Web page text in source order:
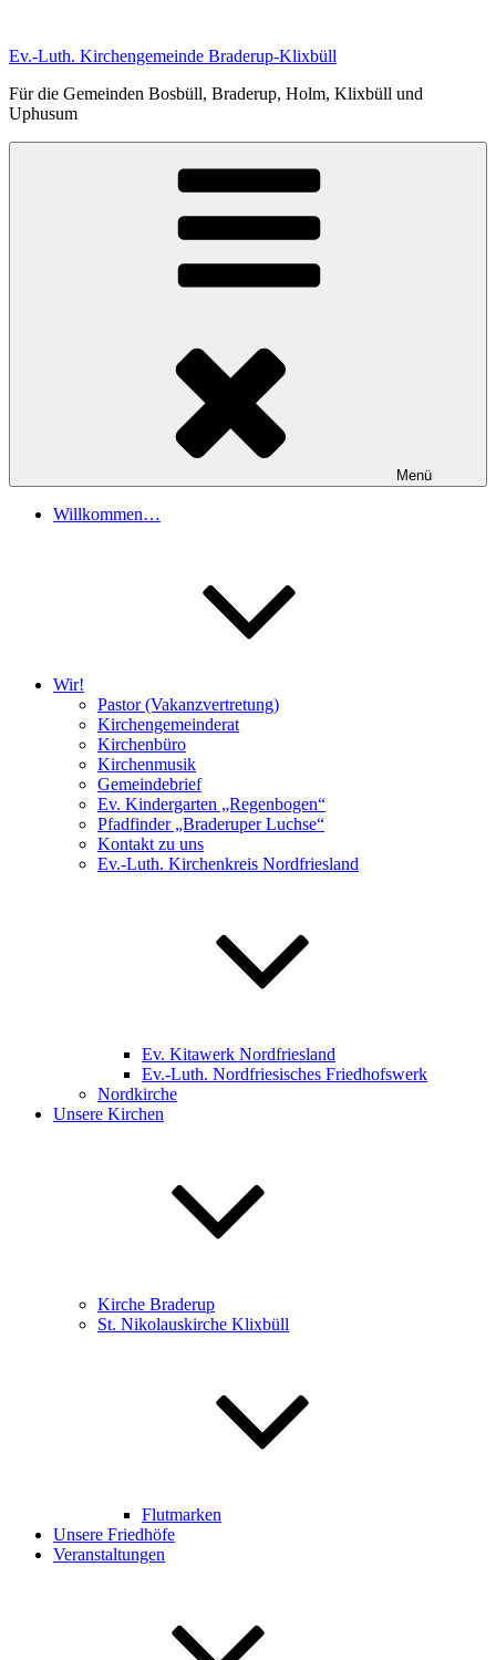
springen
Ev.-Luth. Kirchengemeinde Braderup-Klixbüll
Für die Gemeinden Bosbüll, Braderup, Holm, Klixbüll und
Uphusum
Menü
Willkommen…
Wir!
Pastor (Vakanzvertretung)
Kirchengemeinderat
Kirchenbüro
Kirchenmusik
Gemeindebrief
Ev. Kindergarten „Regenbogen“
Pfadfinder „Braderuper Luchse“
Kontakt zu uns
Ev.-Luth. Kirchenkreis Nordfriesland
Ev. Kitawerk Nordfriesland
Ev.-Luth. Nordfriesisches Friedhofswerk
Nordkirche
Unsere Kirchen
Kirche Braderup
St. Nikolauskirche Klixbüll
Flutmarken
Unsere Friedhöfe
Veranstaltungen